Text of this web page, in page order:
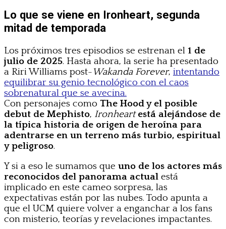
Lo que se viene en Ironheart, segunda
mitad de temporada
Los próximos tres episodios se estrenan el 1 de
julio de 2025. Hasta ahora, la serie ha presentado
a Riri Williams post-Wakanda Forever, intentando
equilibrar su genio tecnológico con el caos
sobrenatural que se avecina.
Con personajes como The Hood y el posible
debut de Mephisto, Ironheart está alejándose de
la típica historia de origen de heroína para
adentrarse en un terreno más turbio, espiritual
y peligroso.
Y si a eso le sumamos que uno de los actores más
reconocidos del panorama actual está
implicado en este cameo sorpresa, las
expectativas están por las nubes. Todo apunta a
que el UCM quiere volver a enganchar a los fans
con misterio, teorías y revelaciones impactantes.